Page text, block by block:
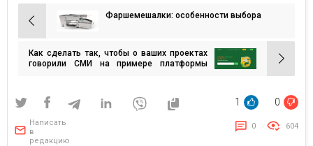
Навигация
по
записям
Фаршемешалки: особенности выбора
Как сделать так, чтобы о ваших проектах
говорили СМИ на примере платформы
1 0
Написать
в
редакцию
0 604